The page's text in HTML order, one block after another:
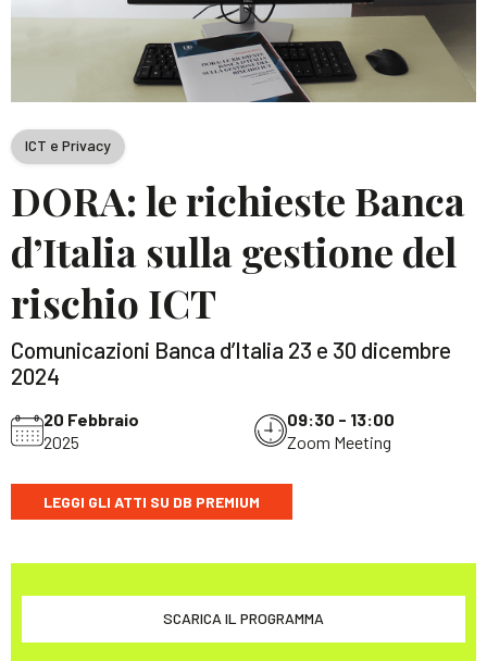
ICT e Privacy
DORA: le richieste Banca
d’Italia sulla gestione del
rischio ICT
Comunicazioni Banca d’Italia 23 e 30 dicembre
2024
20 Febbraio
2025
09:30 - 13:00
Zoom Meeting
LEGGI GLI ATTI SU DB PREMIUM
SCARICA IL PROGRAMMA